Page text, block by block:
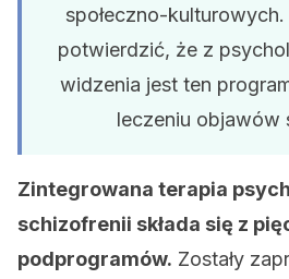
społeczno-
potwierdzić, że z
widzenia jest ten
leczeniu objawów
Zintegrowana terapia
schizofrenii składa się z
podprogramów. Zostały